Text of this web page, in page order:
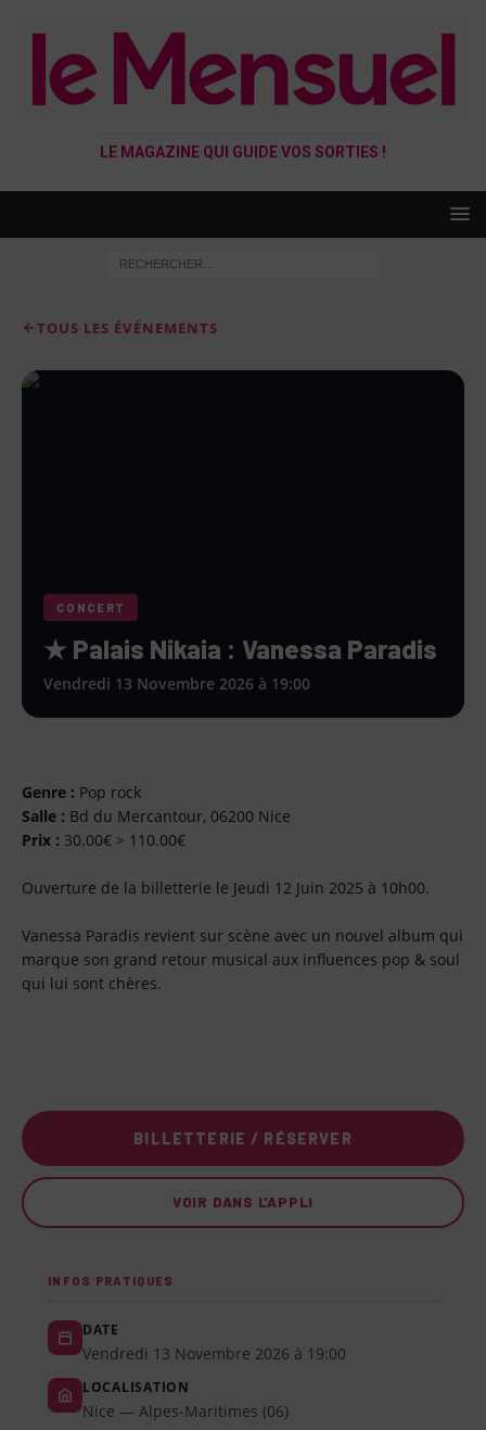
LE MAGAZINE QUI GUIDE VOS SORTIES !
TOUS LES ÉVÉNEMENTS
CONCERT
★ Palais Nikaia : Vanessa Paradis
Vendredi 13 Novembre 2026 à 19:00
Genre : Pop rock
Salle : Bd du Mercantour, 06200 Nice
Prix : 30.00€ > 110.00€
Ouverture de la billetterie le Jeudi 12 Juin 2025 à 10h00.
Vanessa Paradis revient sur scène avec un nouvel album qui
marque son grand retour musical aux influences pop & soul
qui lui sont chères.
BILLETTERIE / RÉSERVER
VOIR DANS L'APPLI
INFOS PRATIQUES
DATE
Vendredi 13 Novembre 2026 à 19:00
LOCALISATION
Nice — Alpes-Maritimes (06)